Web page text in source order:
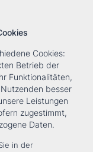
Suche
› ACQVARIA DF
Cookies:
Betrieb der
Funktionalitäten,
besser
Leistungen
zugestimmt,
Daten.
in der